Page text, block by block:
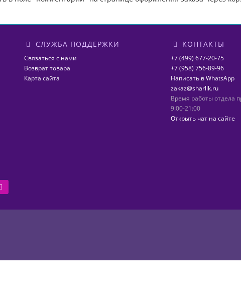
СЛУЖБА ПОДДЕРЖКИ
Связаться с нами
Возврат товара
Карта сайта
КОНТАКТЫ
+7 (499) 677-20-75
+7 (958) 756-89-96
Написать в WhatsApp
zakaz@sharlik.ru
Время работы отдела
9:00-21:00
Открыть чат на сайте